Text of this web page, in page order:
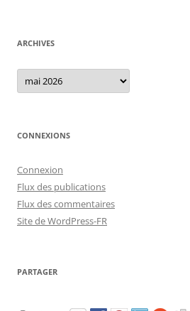
ARCHIVES
Archives
CONNEXIONS
Connexion
Flux des publications
Flux des commentaires
Site de WordPress-FR
PARTAGER